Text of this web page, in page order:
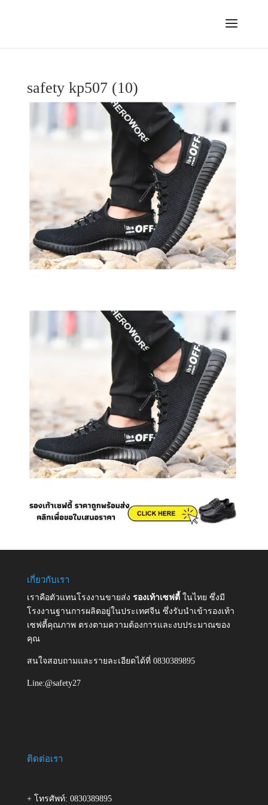
safety kp507 (10)
เกี่ยวกับเรา
เราคือตัวแทนโรงงานขายส่ง รองเท้าเซฟตี้ ในไทย ซึ่งมี
โรงงานฐานการผลิตอยู่ในประเทศจีน ซึ่งรับนำเข้ารองเท้า
เซฟตี้คุณภาพ ตรงตามความต้องการและงบประมาณของ
คุณ
สนใจสอบถามและรายละเอียดได้ที่ 0830389895
Line:@safety27
ติดต่อเรา
+ โทรศัพท์: 0830389895